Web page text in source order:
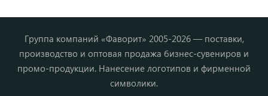
Группа компаний «Фаворит» 2005-2026 — поставки,
производство и оптовая продажа бизнес-сувениров и
промо-продукции. Нанесение логотипов и фирменной
символики.